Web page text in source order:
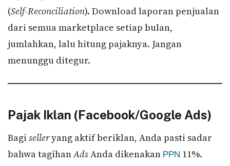
(Self-Reconciliation). Download laporan penjualan
dari semua marketplace setiap bulan,
jumlahkan, lalu hitung pajaknya. Jangan
menunggu ditegur.
Pajak Iklan (Facebook/Google Ads)
Bagi selleryang aktif beriklan, Anda pasti sadar
bahwa tagihanAdsAnda dikenakan PPN 11%.